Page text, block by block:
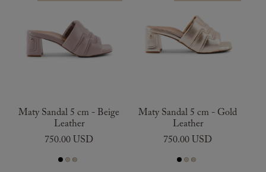
Maty Sandal 5 cm - Beige
Leather
750.00 USD
Maty Sandal 5 cm - Gold
Leather
750.00 USD